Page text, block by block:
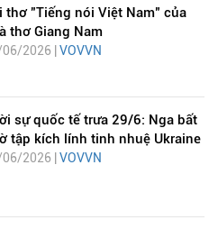
thơ "Tiếng nói Việt Nam" của
thơ Giang Nam
2026 | VOVVN
sự quốc tế trưa 29/6: Nga bất
tập kích lính tinh nhuệ Ukraine
2026 |VOVVN